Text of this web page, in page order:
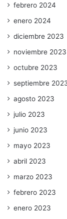
febrero 2024
enero 2024
diciembre 2023
noviembre 2023
octubre 2023
septiembre
agosto 2023
julio 2023
junio 2023
mayo 2023
abril 2023
marzo 2023
febrero 2023
enero 2023